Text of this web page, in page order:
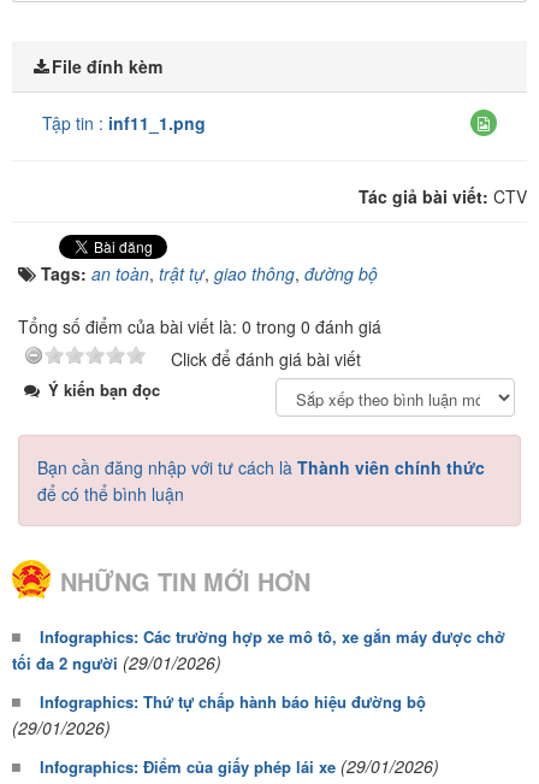
File đính kèm
Tập tin : inf11_1.png
Tác giả bài viết: CTV
Tags: an toàn, trật tự, giao thông, đường bộ
Tổng số điểm của bài viết là: 0 trong 0 đánh giá
Click để đánh giá bài viết
Ý kiến bạn đọc
Bạn cần đăng nhập với tư cách là Thành viên chính thức
để có thể bình luận
NHỮNG TIN MỚI HƠN
Infographics: Các trường hợp xe mô tô, xe gắn máy được chở
tối đa 2 người (29/01/2026)
Infographics: Thứ tự chấp hành báo hiệu đường bộ
(29/01/2026)
Infographics: Điểm của giấy phép lái xe (29/01/2026)